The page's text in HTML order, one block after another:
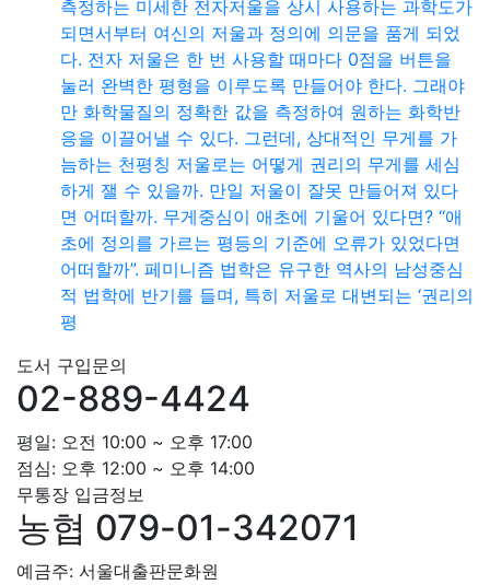
측정하는 미세한 전자저울을 상시 사용하는 과학도가
되면서부터 여신의 저울과 정의에 의문을 품게 되었
다. 전자 저울은 한 번 사용할 때마다 0점을 버튼을
눌러 완벽한 평형을 이루도록 만들어야 한다. 그래야
만 화학물질의 정확한 값을 측정하여 원하는 화학반
응을 이끌어낼 수 있다. 그런데, 상대적인 무게를 가
늠하는 천평칭 저울로는 어떻게 권리의 무게를 세심
하게 잴 수 있을까. 만일 저울이 잘못 만들어져 있다
면 어떠할까. 무게중심이 애초에 기울어 있다면? “애
초에 정의를 가르는 평등의 기준에 오류가 있었다면
어떠할까”. 페미니즘 법학은 유구한 역사의 남성중심
적 법학에 반기를 들며, 특히 저울로 대변되는 ‘권리의
평
도서 구입문의
02-889-4424
평일: 오전 10:00 ~ 오후 17:00
점심: 오후 12:00 ~ 오후 14:00
무통장 입금정보
농협 079-01-342071
예금주: 서울대출판문화원